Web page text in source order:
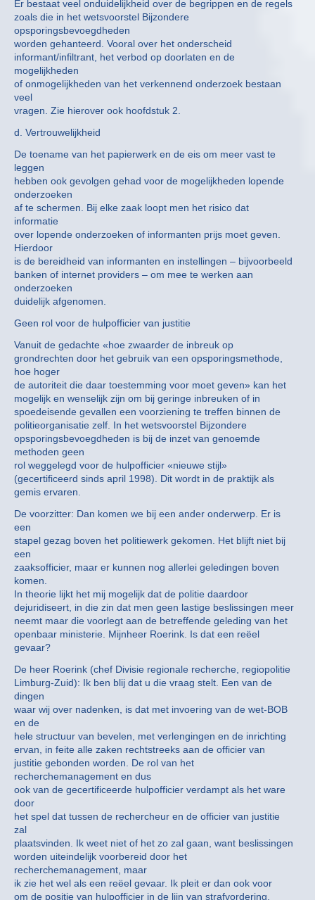
Er bestaat veel onduidelijkheid over de begrippen en de regels
zoals die in het wetsvoorstel Bijzondere
opsporingsbevoegdheden
worden gehanteerd. Vooral over het onderscheid
informant/infiltrant, het verbod op doorlaten en de
mogelijkheden
of onmogelijkheden van het verkennend onderzoek bestaan
veel
vragen. Zie hierover ook hoofdstuk 2.
d. Vertrouwelijkheid
De toename van het papierwerk en de eis om meer vast te
leggen
hebben ook gevolgen gehad voor de mogelijkheden lopende
onderzoeken
af te schermen. Bij elke zaak loopt men het risico dat
informatie
over lopende onderzoeken of informanten prijs moet geven.
Hierdoor
is de bereidheid van informanten en instellingen – bijvoorbeeld
banken of internet providers – om mee te werken aan
onderzoeken
duidelijk afgenomen.
Geen rol voor de hulpofficier van justitie
Vanuit de gedachte «hoe zwaarder de inbreuk op
grondrechten door het gebruik van een opsporingsmethode,
hoe hoger
de autoriteit die daar toestemming voor moet geven» kan het
mogelijk en wenselijk zijn om bij geringe inbreuken of in
spoedeisende gevallen een voorziening te treffen binnen de
politieorganisatie zelf. In het wetsvoorstel Bijzondere
opsporingsbevoegdheden is bij de inzet van genoemde
methoden geen
rol weggelegd voor de hulpofficier «nieuwe stijl»
(gecertificeerd sinds april 1998). Dit wordt in de praktijk als
gemis ervaren.
De voorzitter: Dan komen we bij een ander onderwerp. Er is
een
stapel gezag boven het politiewerk gekomen. Het blijft niet bij
een
zaaksofficier, maar er kunnen nog allerlei geledingen boven
komen.
In theorie lijkt het mij mogelijk dat de politie daardoor
dejuridiseert, in die zin dat men geen lastige beslissingen meer
neemt maar die voorlegt aan de betreffende geleding van het
openbaar ministerie. Mijnheer Roerink. Is dat een reëel
gevaar?
De heer Roerink (chef Divisie regionale recherche, regiopolitie
Limburg-Zuid): Ik ben blij dat u die vraag stelt. Een van de
dingen
waar wij over nadenken, is dat met invoering van de wet-BOB
en de
hele structuur van bevelen, met verlengingen en de inrichting
ervan, in feite alle zaken rechtstreeks aan de officier van
justitie gebonden worden. De rol van het
recherchemanagement en dus
ook van de gecertificeerde hulpofficier verdampt als het ware
door
het spel dat tussen de rechercheur en de officier van justitie
zal
plaatsvinden. Ik weet niet of het zo zal gaan, want beslissingen
worden uiteindelijk voorbereid door het
recherchemanagement, maar
ik zie het wel als een reëel gevaar. Ik pleit er dan ook voor
om de positie van hulpofficier in de lijn van strafvordering,